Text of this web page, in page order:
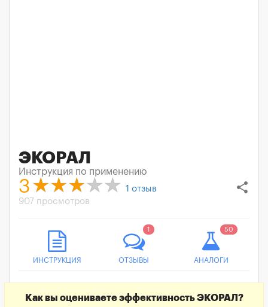
ЭКОРАЛ
Инструкция по применению
share
3 1 отзыв
907 просмотров
ИНСТРУКЦИЯ ОТЗЫВЫ
1
АНАЛОГИ
50
Как вы оцениваете эффективность ЭКОРАЛ?